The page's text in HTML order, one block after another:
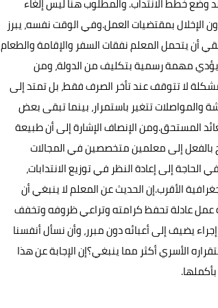
الإخلال بمقتضيات العمل.وفي الوقت نفسه، يبرز
أن يتحمل المعلم نفقات السفر والإقامة والطعام
مهمة رسمية بتكليف من الدولة، ومن
لا تتوقف عند تأخر الصرف فقط، بل تمتد إلى
والمواصلات تتغير باستمرار، بينما تبقى بعض
المستحق.ومن الإنصاف الإشارة إلى أن طبيعة
بالفعل إلى معلمين متخصصين في المجالات
الحاجة إلى إعادة النظر في توزيع الانتدابات،
الأقرب.إن الحديث عن المعلم لا ينبغي أن
عمل عادلة تحفظ كرامته وتراعي ظروفه وتخفف
يضيف إلى أعبائه دون مبرر، وأن نسأل أنفسنا
الأسري أكثر مما ينبغي؟إن الإجابة عن هذا